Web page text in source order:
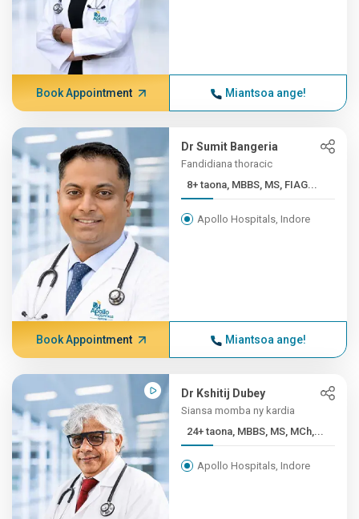
Book Appointment Miantsoa ange!
Dr Sumit Bangeria
Fandidiana thoracic
8+ taona, MBBS, MS, FIAG...
Apollo Hospitals, Indore
Book Appointment Miantsoa ange!
Dr Kshitij Dubey
Siansa momba ny kardia
24+ taona, MBBS, MS, MCh,...
Apollo Hospitals, Indore